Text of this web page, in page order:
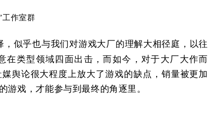
工作室群
似乎也与我们对游戏大厂的理解大相径庭，以往
类型领域四面出击，而如今，对于大厂大作而
舆论很大程度上放大了游戏的缺点，销量被更加
游戏，才能参与到最终的角逐里。